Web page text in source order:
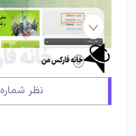
نظر شماره 3 درباره بروکر آلپاری